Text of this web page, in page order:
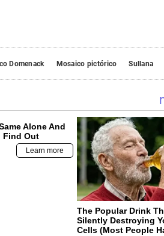
Domenack Mosaico pictórico Sullana